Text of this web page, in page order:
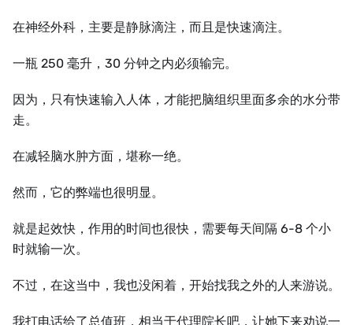
在神经外科，主要是静脉滴注，而且是快速滴注。
一瓶 250 毫升，30 分钟之内必须输完。
因为，只有快速输入人体，才能把脑组织里面多余的水分带
走。
在减轻脑水肿方面，堪称一绝。
然而，它的弊端也很明显。
就是起效快，作用的时间也很快，需要每天间隔 6-8 个小
时就输一次。
不过，在这当中，我也没闲着，开始找我之外的人来游说。
我打电话给了总值班，相当于代理院长吧，让她下来劝说一